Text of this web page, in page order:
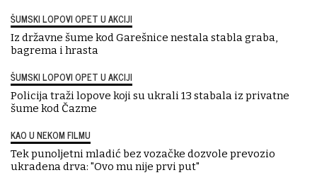
ŠUMSKI LOPOVI OPET U AKCIJI
Iz državne šume kod Garešnice nestala stabla graba,
bagrema i hrasta
ŠUMSKI LOPOVI OPET U AKCIJI
Policija traži lopove koji su ukrali 13 stabala iz privatne
šume kod Čazme
KAO U NEKOM FILMU
Tek punoljetni mladić bez vozačke dozvole prevozio
ukradena drva: "Ovo mu nije prvi put"